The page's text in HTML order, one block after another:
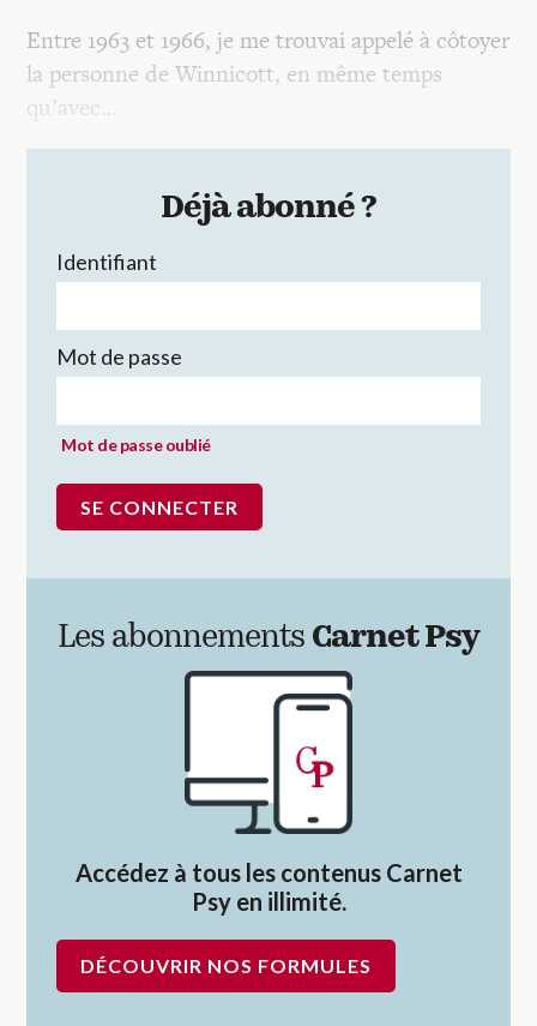
Entre 1963 et 1966, je me trouvai appelé à côtoyer
la personne de Winnicott, en même temps
qu’avec…
Déjà abonné ?
Identifiant
Mot de passe
Mot de passe oublié
Les abonnements Carnet Psy
Accédez à tous les contenus Carnet
Psy en illimité.
DÉCOUVRIR NOS FORMULES